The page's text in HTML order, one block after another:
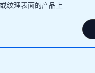
或纹理表面的产品上